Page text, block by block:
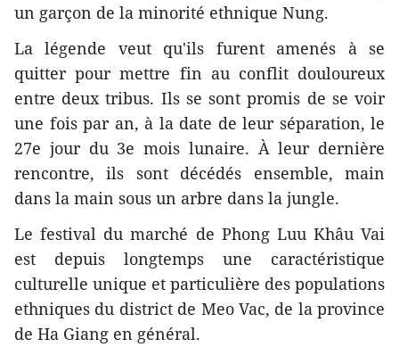
un garçon de la minorité ethnique Nung.
La légende veut qu'ils furent amenés à se
quitter pour mettre fin au conflit douloureux
entre deux tribus. Ils se sont promis de se voir
une fois par an, à la date de leur séparation, le
27e jour du 3e mois lunaire. À leur dernière
rencontre, ils sont décédés ensemble, main
dans la main sous un arbre dans la jungle.
Le festival du marché de Phong Luu Khâu Vai
est depuis longtemps une caractéristique
culturelle unique et particulière des populations
ethniques du district de Meo Vac, de la province
de Ha Giang en général.